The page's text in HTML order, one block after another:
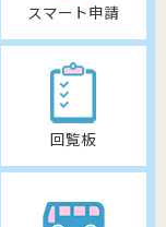
スマート申請
回覧板